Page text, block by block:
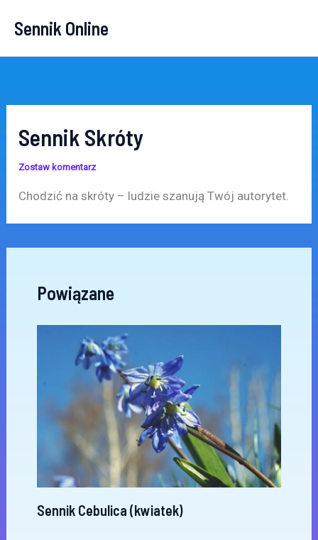
Sennik Online
Sennik Skróty
Zostaw komentarz
Chodzić na skróty – ludzie szanują Twój autorytet.
Powiązane
Sennik Cebulica (kwiatek)